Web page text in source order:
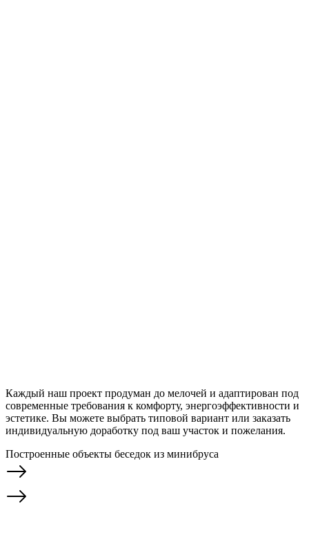
Каждый наш проект продуман до мелочей и адаптирован под
современные требования к комфорту, энергоэффективности и
эстетике. Вы можете выбрать типовой вариант или заказать
индивидуальную доработку под ваш участок и пожелания.
Построенные объекты беседок из минибруса